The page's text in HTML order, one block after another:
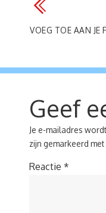
VOEG TOE AAN JE
Geef
Je e-mailadres
zijn gemarkeerd met
Reactie *